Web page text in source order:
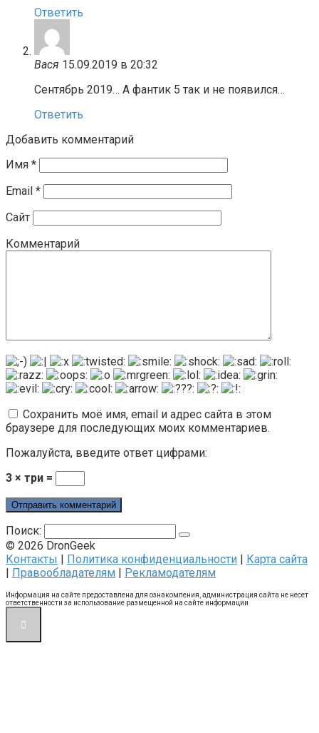
Ответить
Вася 15.09.2019 в 20:32
Сентябрь 2019… А фантик 5 так и не появился…
Ответить
Добавить комментарий
Имя *
Email *
Сайт
Комментарий
Сохранить моё имя, email и адрес сайта в этом
браузере для последующих моих комментариев.
Пожалуйста, введите ответ цифрами:
3 × три =
Поиск:
© 2026 DronGeek
Контакты
Политика конфиденциальности
Карта сайта
Правообладателям Рекламодателям
Информация на сайте предоставлена для ознакомления, администрация сайта не несет
ответственности за использование размещенной на сайте информации